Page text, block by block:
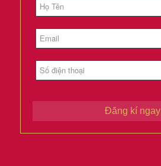
Đăng kí ngay